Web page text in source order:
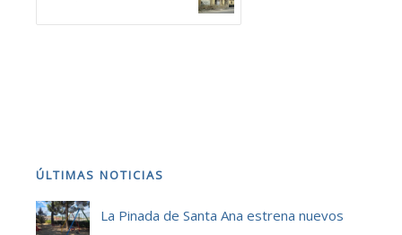
ÚLTIMAS NOTICIAS
La Pinada de Santa Ana estrena nuevos